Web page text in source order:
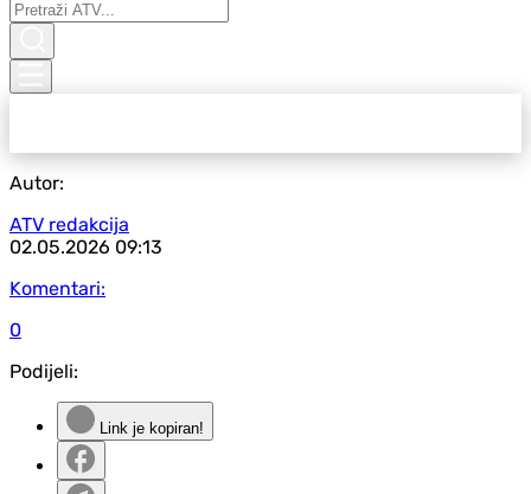
Autor:
ATV redakcija
02.05.2026 09:13
Komentari:
0
Podijeli:
Link je kopiran!